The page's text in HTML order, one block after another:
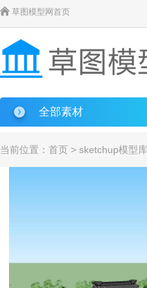
 草图模型网首页
全部素材
当前位置： 首页 > sketchup模型库